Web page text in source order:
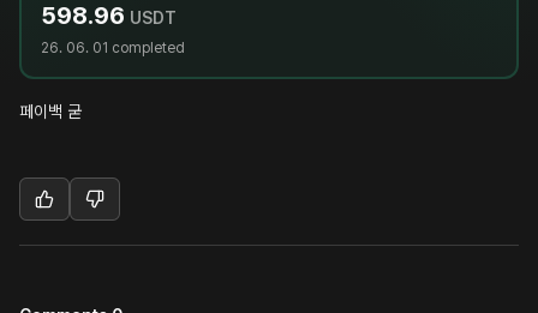
598.96 USDT
26. 06. 01 completed
페이백 굳